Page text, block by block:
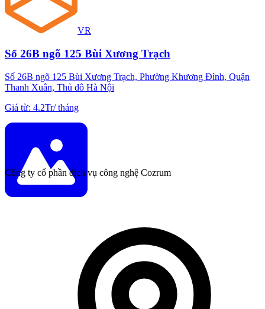
VR
Số 26B ngõ 125 Bùi Xương Trạch
Số 26B ngõ 125 Bùi Xương Trạch, Phường Khương Đình, Quận
Thanh Xuân, Thủ đô Hà Nội
Giá từ: 4.2Tr/tháng
Công ty cổ phần dịch vụ công nghệ Cozrum